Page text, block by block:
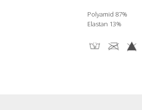
Polyamid 87%
Elastan 13%